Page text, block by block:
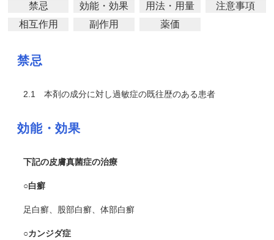
禁忌 効能・効果 用法・用量
注意事項
相互作用
副作用 薬価
禁忌
2.1 本剤の成分に対し過敏症の既往歴のある患者
効能・効果
下記の皮膚真菌症の治療
○白癬
足白癬、股部白癬、体部白癬
○カンジダ症